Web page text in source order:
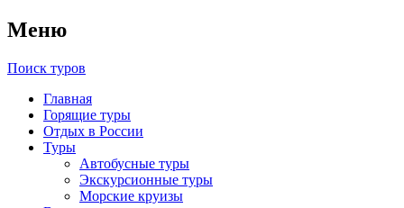
Меню
Поиск туров
Главная
Горящие туры
Отдых в России
Туры
Автобусные туры
Экскурсионные туры
Морские круизы